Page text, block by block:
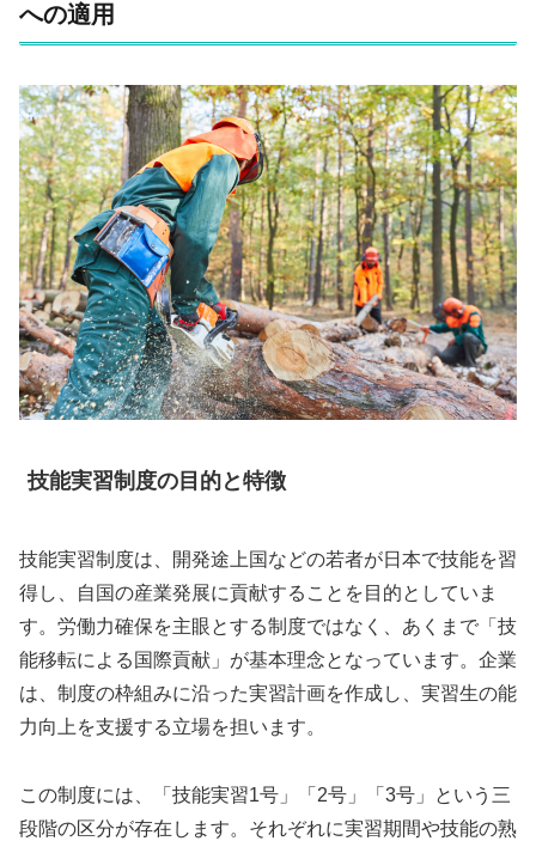
への適用
技能実習制度の目的と特徴
技能実習制度は、開発途上国などの若者が日本で技能を習
得し、自国の産業発展に貢献することを目的としていま
す。労働力確保を主眼とする制度ではなく、あくまで「技
能移転による国際貢献」が基本理念となっています。企業
は、制度の枠組みに沿った実習計画を作成し、実習生の能
力向上を支援する立場を担います。
この制度には、「技能実習1号」「2号」「3号」という三
段階の区分が存在します。それぞれに実習期間や技能の熟